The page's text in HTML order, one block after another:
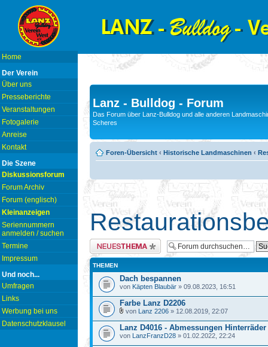
Home
Der Verein
Über uns
Presseberichte
Veranstaltungen
Fotogalerie
Anreise
Kontakt
Die Szene
Diskussionsforum
Forum Archiv
Forum (englisch)
Kleinanzeigen
Seriennummern
anmelden / suchen
Termine
Impressum
Und noch...
Umfragen
Links
Werbung bei uns
Datenschutzklausel
Lanz - Bulldog - Forum
Das Forum über Lanz-Bulldog und alle anderen
Scheres
Foren-Übersicht ‹ Historische Landmaschinen ‹
Neues Thema erstellen
THEMEN
Dach bespannen
von Käpten Blaubär » 09.08.2023, 16:51
Farbe Lanz D2206
von Lanz 2206 » 12.08.2019, 22:07
Lanz D4016 - Abmessungen Hinterräder
von LanzFranzD28 » 01.02.2022, 22:24